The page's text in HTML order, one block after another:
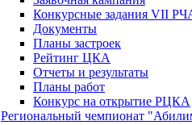
Конкурсные задания VII
Документы
Планы застроек
Рейтинг ЦКА
Отчеты и результаты
Планы работ
Конкурс на открытие РЦКА
Региональный чемпионат